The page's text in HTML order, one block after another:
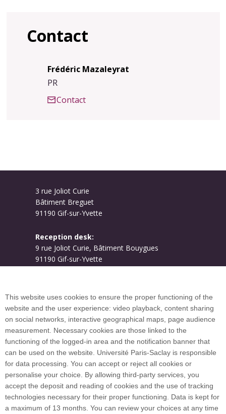
Contact
Frédéric Mazaleyrat
PR
Contact
3 rue Joliot Curie
Bâtiment Breguet
91190 Gif-sur-Yvette
Reception desk:
9 rue Joliot Curie, Bâtiment Bouygues
91190 Gif-sur-Yvette
Plan du site
International welcome desk
Université Paris-Saclay coordinates the EUGLOH
This website uses cookies to ensure the proper functioning of the
website and the user experience: video playback, content sharing
on social networks, interactive geographical maps, page audience
measurement. Necessary cookies are those linked to the
functioning of the logged-in area and the notification banner that
can be used on the website. Université Paris-Saclay is responsible
for data processing. You can accept or reject all cookies or
personalise your choice. By allowing third-party services, you
accept the deposit and reading of cookies and the use of tracking
technologies necessary for their proper functioning. Data is kept for
a maximum of 13 months. You can review your choices at any time